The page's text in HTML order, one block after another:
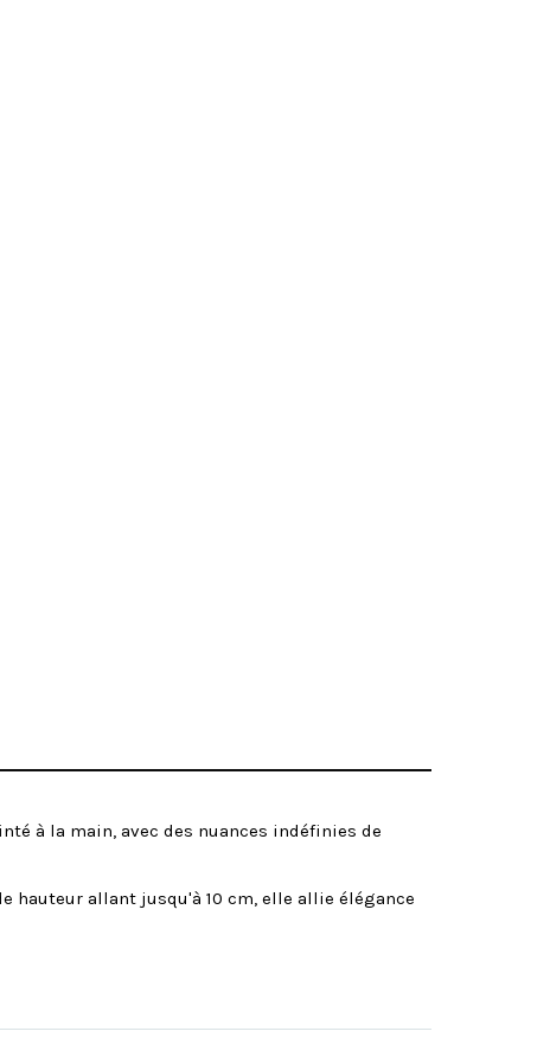
à la main, avec des nuances indéfinies de
hauteur allant jusqu'à 10 cm, elle allie élégance